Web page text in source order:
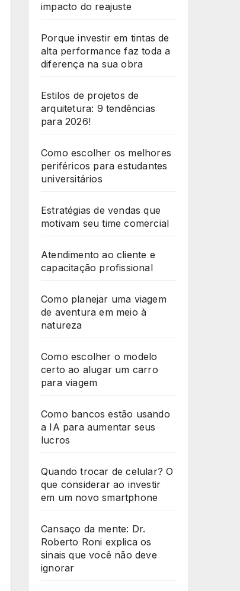
impacto do reajuste
Porque investir em tintas de
alta performance faz toda a
diferença na sua obra
Estilos de projetos de
arquitetura: 9 tendências
para 2026!
Como escolher os melhores
periféricos para estudantes
universitários
Estratégias de vendas que
motivam seu time comercial
Atendimento ao cliente e
capacitação profissional
Como planejar uma viagem
de aventura em meio à
natureza
Como escolher o modelo
certo ao alugar um carro
para viagem
Como bancos estão usando
a IA para aumentar seus
lucros
Quando trocar de celular? O
que considerar ao investir
em um novo smartphone
Cansaço da mente: Dr.
Roberto Roni explica os
sinais que você não deve
ignorar